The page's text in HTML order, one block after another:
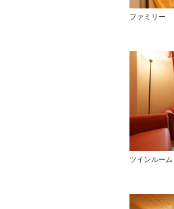
ファミリー
ツインルーム